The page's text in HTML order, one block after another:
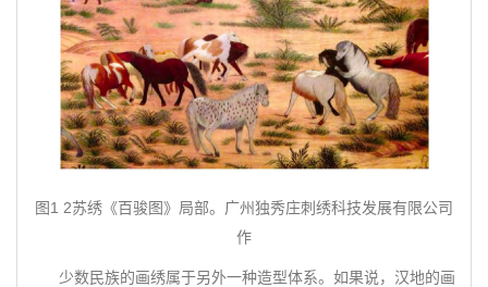
图1 2苏绣《百骏图》局部。广州独秀庄刺绣科技发展有限公司
作
少数民族的画绣属于另外一种造型体系。如果说，汉地的画